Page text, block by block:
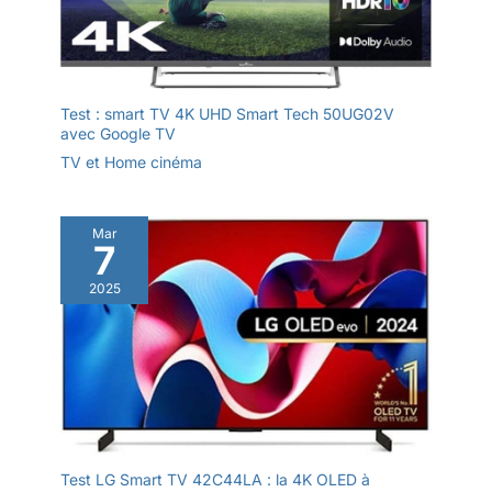
Test : smart TV 4K UHD Smart Tech 50UG02V
avec Google TV
TV et Home cinéma
Mar
7
2025
Test LG Smart TV 42C44LA : la 4K OLED à